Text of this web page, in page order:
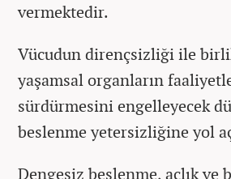
vermektedir.
Vücudun dirençsizliği ile
yaşamsal organların
sürdürmesini engelleyecek
beslenme yetersizliğine yol
Dengesiz beslenme, açlık